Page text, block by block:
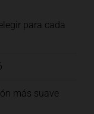
para cada
más suave